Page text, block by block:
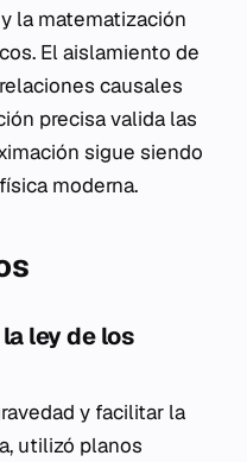
la matematización
El aislamiento de
causales
precisa valida las
sigue siendo
moderna.
ley de los
y facilitar la
utilizó planos